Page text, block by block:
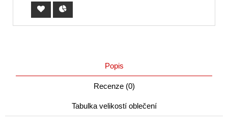
Popis
Recenze (0)
Tabulka velikostí oblečení